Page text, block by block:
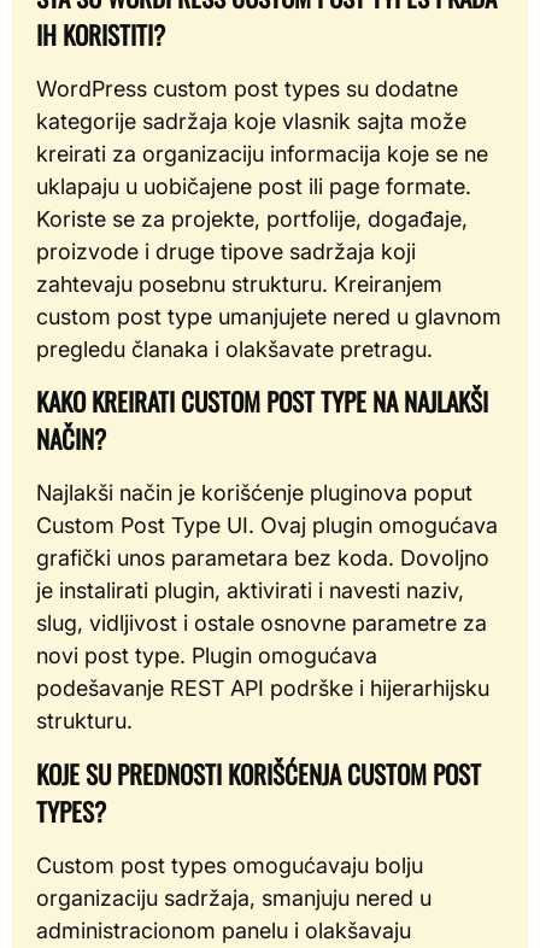
IH KORISTITI?
WordPress custom post types su dodatne
kategorije sadržaja koje vlasnik sajta može
kreirati za organizaciju informacija koje se ne
uklapaju u uobičajene post ili page formate.
Koriste se za projekte, portfolije, događaje,
proizvode i druge tipove sadržaja koji
zahtevaju posebnu strukturu. Kreiranjem
custom post type umanjujete nered u glavnom
pregledu članaka i olakšavate pretragu.
KAKO KREIRATI CUSTOM POST TYPE NA NAJLAKŠI
NAČIN?
Najlakši način je korišćenje pluginova poput
Custom Post Type UI. Ovaj plugin omogućava
grafički unos parametara bez koda. Dovoljno
je instalirati plugin, aktivirati i navesti naziv,
slug, vidljivost i ostale osnovne parametre za
novi post type. Plugin omogućava
podešavanje REST API podrške i hijerarhijsku
strukturu.
KOJE SU PREDNOSTI KORIŠĆENJA CUSTOM POST
TYPES?
Custom post types omogućavaju bolju
organizaciju sadržaja, smanjuju nered u
administracionom panelu i olakšavaju